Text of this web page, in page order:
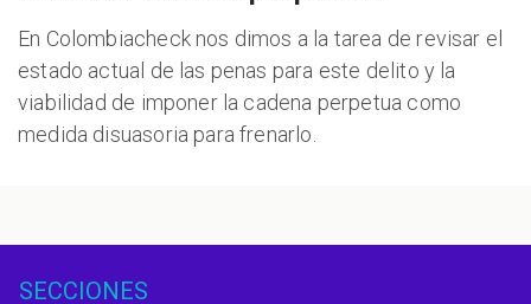
En Colombiacheck nos dimos a la tarea de revisar el
estado actual de las penas para este delito y la
viabilidad de imponer la cadena perpetua como
medida disuasoria para frenarlo.
SECCIONES